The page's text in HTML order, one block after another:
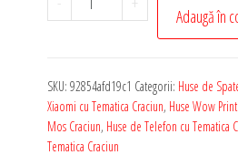
Husa
Personalizata
pentru
Orice
Adaugă în
SKU: 92854afd19c1 Categorii: Huse de
Xiaomi cu Tematica Craciun, Huse Wow
Mos Craciun, Huse de Telefon cu Tematica
Tematica Craciun